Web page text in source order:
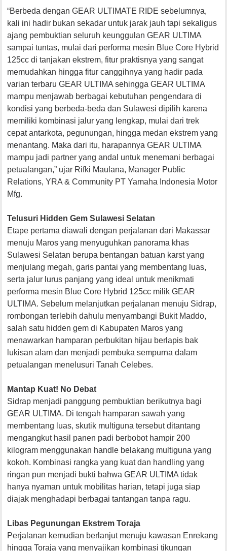
“Berbeda dengan GEAR ULTIMATE RIDE sebelumnya,
kali ini hadir bukan sekadar untuk jarak jauh tapi sekaligus
ajang pembuktian seluruh keunggulan GEAR ULTIMA
sampai tuntas, mulai dari performa mesin Blue Core Hybrid
125cc di tanjakan ekstrem, fitur praktisnya yang sangat
memudahkan hingga fitur canggihnya yang hadir pada
varian terbaru GEAR ULTIMA sehingga GEAR ULTIMA
mampu menjawab berbagai kebutuhan pengendara di
kondisi yang berbeda-beda dan Sulawesi dipilih karena
memiliki kombinasi jalur yang lengkap, mulai dari trek
cepat antarkota, pegunungan, hingga medan ekstrem yang
menantang. Maka dari itu, harapannya GEAR ULTIMA
mampu jadi partner yang andal untuk menemani berbagai
petualangan,” ujar Rifki Maulana, Manager Public
Relations, YRA & Community PT Yamaha Indonesia Motor
Mfg.
Telusuri Hidden Gem Sulawesi Selatan
Etape pertama diawali dengan perjalanan dari Makassar
menuju Maros yang menyuguhkan panorama khas
Sulawesi Selatan berupa bentangan batuan karst yang
menjulang megah, garis pantai yang membentang luas,
serta jalur lurus panjang yang ideal untuk menikmati
performa mesin Blue Core Hybrid 125cc milik GEAR
ULTIMA. Sebelum melanjutkan perjalanan menuju Sidrap,
rombongan terlebih dahulu menyambangi Bukit Maddo,
salah satu hidden gem di Kabupaten Maros yang
menawarkan hamparan perbukitan hijau berlapis bak
lukisan alam dan menjadi pembuka sempurna dalam
petualangan menelusuri Tanah Celebes.
Mantap Kuat! No Debat
Sidrap menjadi panggung pembuktian berikutnya bagi
GEAR ULTIMA. Di tengah hamparan sawah yang
membentang luas, skutik multiguna tersebut ditantang
mengangkut hasil panen padi berbobot hampir 200
kilogram menggunakan handle belakang multiguna yang
kokoh. Kombinasi rangka yang kuat dan handling yang
ringan pun menjadi bukti bahwa GEAR ULTIMA tidak
hanya nyaman untuk mobilitas harian, tetapi juga siap
diajak menghadapi berbagai tantangan tanpa ragu.
Libas Pegunungan Ekstrem Toraja
Perjalanan kemudian berlanjut menuju kawasan Enrekang
hingga Toraja yang menyajikan kombinasi tikungan